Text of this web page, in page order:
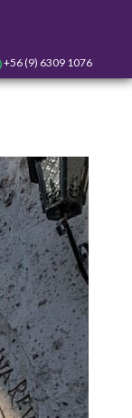
+56 (9) 6309 1076